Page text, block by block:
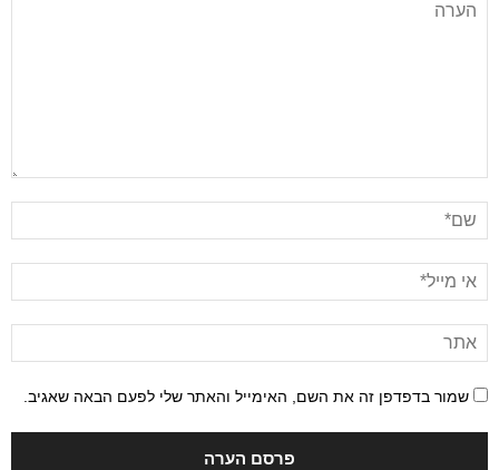
שמור בדפדפן זה את השם, האימייל והאתר שלי לפעם הבאה שאגיב.